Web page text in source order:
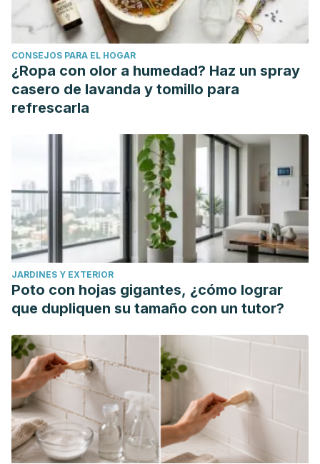
CONSEJOS PARA EL HOGAR
¿Ropa con olor a humedad? Haz un spray
casero de lavanda y tomillo para
refrescarla
JARDINES Y EXTERIOR
Poto con hojas gigantes, ¿cómo lograr
que dupliquen su tamaño con un tutor?